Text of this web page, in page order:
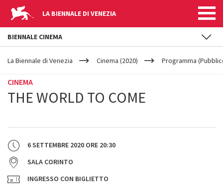
LA BIENNALE DI VENEZIA
YOUR
ARE
La Biennale di Venezia Cinema (2020) Programma
CINEMA
THE WORLD TO COME
6 SETTEMBRE 2020 ORE 20:30
SALA CORINTO
INGRESSO CON BIGLIETTO
BIENNALE CINEMA